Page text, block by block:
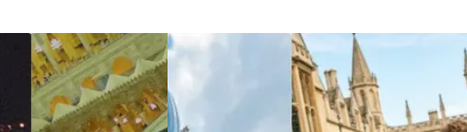
Servisleri
Doğal Enerji
Kaynakları